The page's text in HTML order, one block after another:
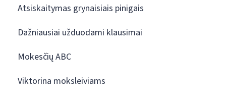
Atsiskaitymas grynaisiais pinigais
Dažniausiai užduodami klausimai
Mokesčių ABC
Viktorina moksleiviams